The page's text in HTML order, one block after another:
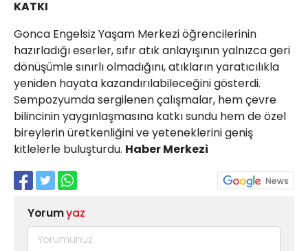
KATKI
Gonca Engelsiz Yaşam Merkezi öğrencilerinin
hazırladığı eserler, sıfır atık anlayışının yalnızca geri
dönüşümle sınırlı olmadığını, atıkların yaratıcılıkla
yeniden hayata kazandırılabileceğini gösterdi.
Sempozyumda sergilenen çalışmalar, hem çevre
bilincinin yaygınlaşmasına katkı sundu hem de özel
bireylerin üretkenliğini ve yeteneklerini geniş
kitlelerle buluşturdu. Haber Merkezi
Yorumyaz